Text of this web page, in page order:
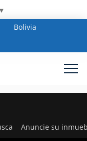
▼
Bolivia
Anuncie su